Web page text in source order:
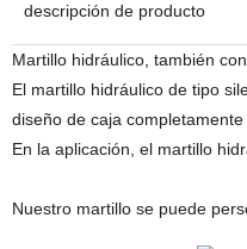
descripción de producto
Martillo hidráulico, también
El martillo hidráulico de tipo
diseño de caja
En la aplicación, el martillo
Nuestro martillo se puede